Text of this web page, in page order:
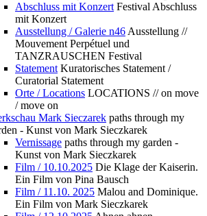
Abschluss mit Konzert Festival Abschluss
mit Konzert
Ausstellung / Galerie n46 Ausstellung //
Mouvement Perpétuel und
TANZRAUSCHEN Festival
Statement Kuratorisches Statement /
Curatorial Statement
Orte / Locations LOCATIONS // on move
/ move on
Mark Sieczarek paths through my
- Kunst von Mark Sieczkarek
Vernissage paths through my garden -
Kunst von Mark Sieczkarek
Film / 10.10.2025 Die Klage der Kaiserin.
Ein Film von Pina Bausch
Film / 11.10. 2025 Malou and Dominique.
Ein Film von Mark Sieczkarek